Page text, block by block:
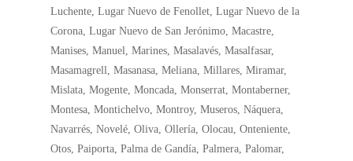
Luchente, Lugar Nuevo de Fenollet, Lugar Nuevo de la
Corona, Lugar Nuevo de San Jerónimo, Macastre,
Manises, Manuel, Marines, Masalavés, Masalfasar,
Masamagrell, Masanasa, Meliana, Millares, Miramar,
Mislata, Mogente, Moncada, Monserrat, Montaberner,
Montesa, Montichelvo, Montroy, Museros, Náquera,
Navarrés, Novelé, Oliva, Ollería, Olocau, Onteniente,
Otos, Paiporta, Palma de Gandía, Palmera, Palomar,